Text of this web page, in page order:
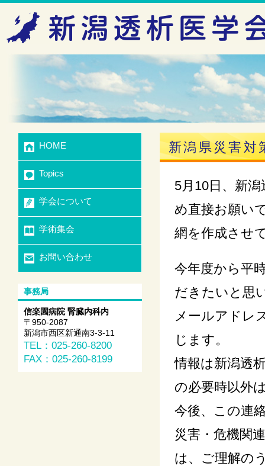
新潟県災害対
5月10日、新
め直接お願い
網を作成させ
今年度から平
だきたいと思
メールアドレ
じます。
情報は新潟透
の必要時以外
今後、この連
災害・危機関
は、ご理解の
HOME
Topics
学会について
学術集会
お問い合わせ
事務局
信楽園病院 腎臓内科内
〒950-2087
新潟市西区新通南3-3-11
TEL：025-260-8200
FAX：025-260-8199